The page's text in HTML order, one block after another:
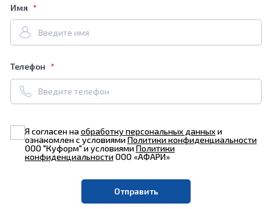
Имя
Телефон
Я согласен наобработку персональных данныхи
ознакомлен с условиямиПолитики конфиденциальности
ООО "Куформ" и условиямиПолитики
конфиденциальностиООО «АФАРИ»